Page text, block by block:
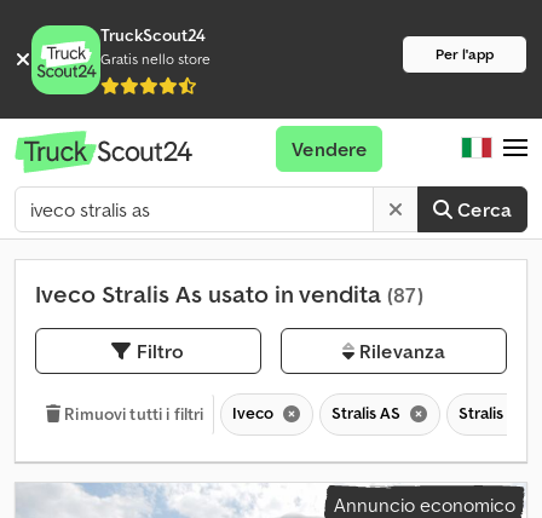
TruckScout24
Gratis nello store Per l'app
Cerca
Vendere
Iveco Stralis As usato in vendita (87)
Filtro Rilevanza
Rimuovi tutti i filtri Iveco Stralis AS Stralis
Annuncio economico